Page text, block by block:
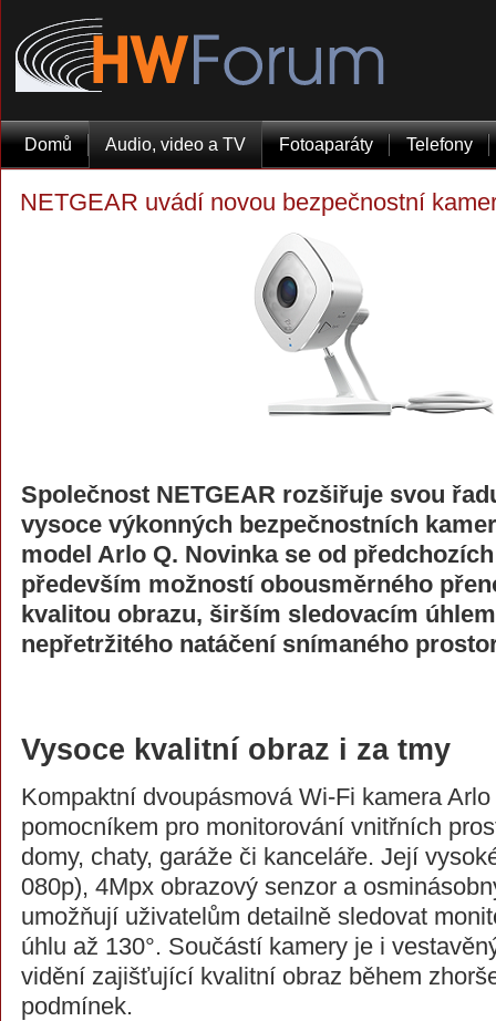
Domů Audio, video a TV Fotoaparáty Telefony
NETGEAR uvádí novou bezpečnostní
Společnost NETGEAR rozšiřuje svou
vysoce výkonných bezpečnostních
model Arlo Q. Novinka se od
především možností obousměrného
kvalitou obrazu, širším sledovacím
nepřetržitého natáčení snímaného
Vysoce kvalitní obraz i za tmy
Kompaktní dvoupásmová Wi-Fi kamera
pomocníkem pro monitorování vnitřních
domy, chaty, garáže či kanceláře. Její
080p), 4Mpx obrazový senzor a
umožňují uživatelům detailně sledovat
úhlu až 130°. Součástí kamery je i
vidění zajišťující kvalitní obraz během
podmínek.